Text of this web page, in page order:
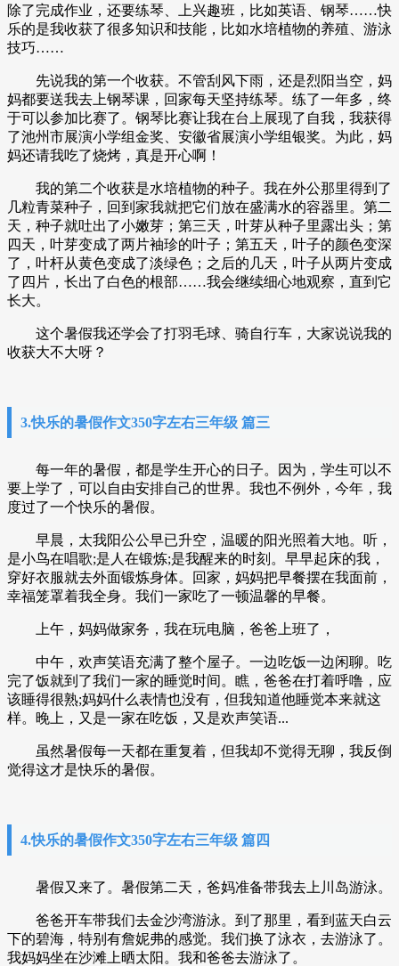
除了完成作业，还要练琴、上兴趣班，比如英语、钢琴……快
乐的是我收获了很多知识和技能，比如水培植物的养殖、游泳
技巧……
先说我的第一个收获。不管刮风下雨，还是烈阳当空，妈
妈都要送我去上钢琴课，回家每天坚持练琴。练了一年多，终
于可以参加比赛了。钢琴比赛让我在台上展现了自我，我获得
了池州市展演小学组金奖、安徽省展演小学组银奖。为此，妈
妈还请我吃了烧烤，真是开心啊！
我的第二个收获是水培植物的种子。我在外公那里得到了
几粒青菜种子，回到家我就把它们放在盛满水的容器里。第二
天，种子就吐出了小嫩芽；第三天，叶芽从种子里露出头；第
四天，叶芽变成了两片袖珍的叶子；第五天，叶子的颜色变深
了，叶杆从黄色变成了淡绿色；之后的几天，叶子从两片变成
了四片，长出了白色的根部……我会继续细心地观察，直到它
长大。
这个暑假我还学会了打羽毛球、骑自行车，大家说说我的
收获大不大呀？
3.快乐的暑假作文350字左右三年级 篇三
每一年的暑假，都是学生开心的日子。因为，学生可以不
要上学了，可以自由安排自己的世界。我也不例外，今年，我
度过了一个快乐的暑假。
早晨，太我阳公公早已升空，温暖的阳光照着大地。听，
是小鸟在唱歌;是人在锻炼;是我醒来的时刻。早早起床的我，
穿好衣服就去外面锻炼身体。回家，妈妈把早餐摆在我面前，
幸福笼罩着我全身。我们一家吃了一顿温馨的早餐。
上午，妈妈做家务，我在玩电脑，爸爸上班了，
中午，欢声笑语充满了整个屋子。一边吃饭一边闲聊。吃
完了饭就到了我们一家的睡觉时间。瞧，爸爸在打着呼噜，应
该睡得很熟;妈妈什么表情也没有，但我知道他睡觉本来就这
样。晚上，又是一家在吃饭，又是欢声笑语...
虽然暑假每一天都在重复着，但我却不觉得无聊，我反倒
觉得这才是快乐的暑假。
4.快乐的暑假作文350字左右三年级 篇四
暑假又来了。暑假第二天，爸妈准备带我去上川岛游泳。
爸爸开车带我们去金沙湾游泳。到了那里，看到蓝天白云
下的碧海，特别有詹妮弗的感觉。我们换了泳衣，去游泳了。
我妈妈坐在沙滩上晒太阳。我和爸爸去游泳了。